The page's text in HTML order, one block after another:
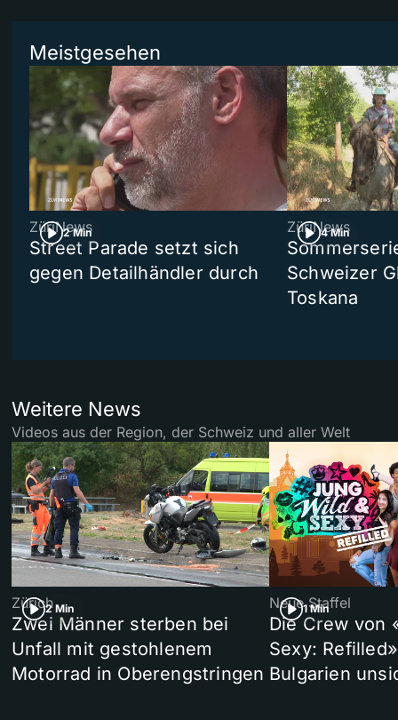
Meistgesehen
2 Min
ZüriNews
Street Parade setzt sich
gegen Detailhändler durch
4 Min
ZüriNews
Schweizer
Toskana
Weitere News
Videos aus der Region, der Schweiz und aller Welt
2 Min
Zürich
Zwei Männer sterben bei
Unfall mit gestohlenem
Motorrad in Oberengstringen
1 Min
Neue Staffel
Die Crew von
Sexy:
Bulgarien